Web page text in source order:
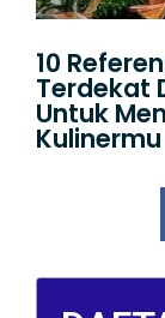
10
Terdekat
Untuk
Kulinermu